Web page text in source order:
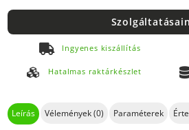
Ingyenes kiszállítás
Hatalmas raktárkészlet
Leírás Vélemények (0) Paraméterek